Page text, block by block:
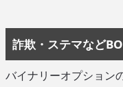
詐欺・ステマなど
バイナリーオプション